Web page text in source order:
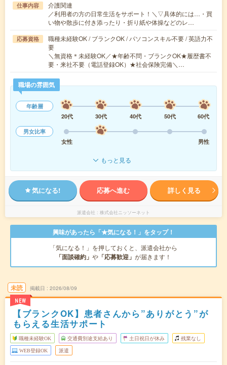
仕事内容
介護関連
／利用者の方の日常生活をサポート！＼▽具体的には…・買
い物や散歩に付き添ったり・折り紙や体操などのレ…
応募資格
職種未経験OK / ブランクOK / パソコンスキル不要 / 英語力不
要
＼無資格＊未経験OK／★年齢不問・ブランクOK★履歴書不
要・来社不要（電話登録OK）★社会保険完備＼…
職場の雰囲気
年齢層
20代
30代 40代 50代
60代
男女比率
女性
男性
もっと見る
気になる! 応募へ進む 詳しく見る
派遣会社 株式会社ニッソーネット
興味があったら「★気になる！」をタップ！
「気になる！」を押しておくと、派遣会社から
「面談確約」 や 「応募歓迎」 が届きます！
未読
NEW
掲載日 2026/08/09
【ブランクOK】患者さんから”ありがとう”が
もらえる生活サポート
職種未経験OK 交通費別途支給あり 土日祝日が休み 残業なし
WEB登録OK 派遣